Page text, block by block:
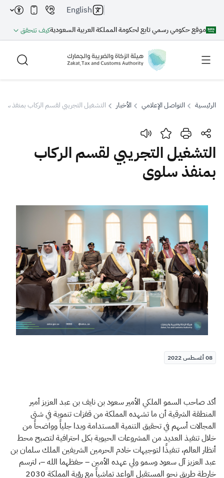
موقع حكومي رسمي تابع لحكومة المملكة العربية السعوديةكيف تتحقق
English
بحث
بحث بحث AI
اقتراحات
الزكاة الجمارك
ضريبة القيمة المضافة
الإقرار الضريبي
التصرفات العقارية
الرئيسية التواصل الإعلامي الأخبار التشغيل التجريبي لقسم الركاب بمنفذ
التشغيل التجريبي لقسم الركاب
بمنفذ سلوى
08 أغسطس 2022
أكد صاحب السمو الملكي الأمير سعود بن نايف بن عبد العزيز أمير
المنطقة الشرقية أن ما تشهده المملكة من قفزات تنموية في شتى
المجالات أسهم في تحقيق التنمية المستدامة وبدا جلياً وواضحاً من
خلال تنفيذ العديد من المشروعات الحيوية بكل احترافية لتصبح محط
أنظار العالم، تنفيذًا لتوجيهات خادم الحرمين الشريفين الملك سلمان بن
عبد العزيز آل سعود وسمو ولي عهده الأمين – حفظهما الله –، لترسم
خارطة طريق نحو المستقبل الواعد تماشياً مع رؤية المملكة 2030